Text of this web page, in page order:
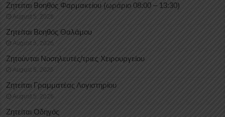
Ζητείται Βοηθός Φαρμακείου (ωράριο 08:00 – 13:30)
August 5, 2026
Ζητείται Βοηθός Θαλάμου
August 5, 2026
Ζητούνται Νοσηλευτές/τριες Χειρουργείου
August 5, 2026
Ζητείται Γραμματέας Λογιστηρίου
August 5, 2026
Ζητείται Οδηγός